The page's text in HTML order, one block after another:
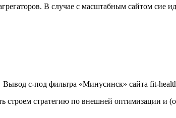
В случае с масштабным сайтом сие
Вывод с-под фильтра «Минусинск» сайта fit-
строем стратегию по внешней оптимизации